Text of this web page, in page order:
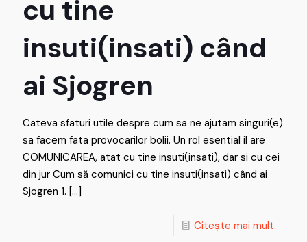
cu tine
insuti(insati) când
ai Sjogren
Cateva sfaturi utile despre cum sa ne ajutam singuri(e)
sa facem fata provocarilor bolii. Un rol esential il are
COMUNICAREA, atat cu tine insuti(insati), dar si cu cei
din jur Cum să comunici cu tine insuti(insati) când ai
Sjogren 1. […]
Citește mai mult